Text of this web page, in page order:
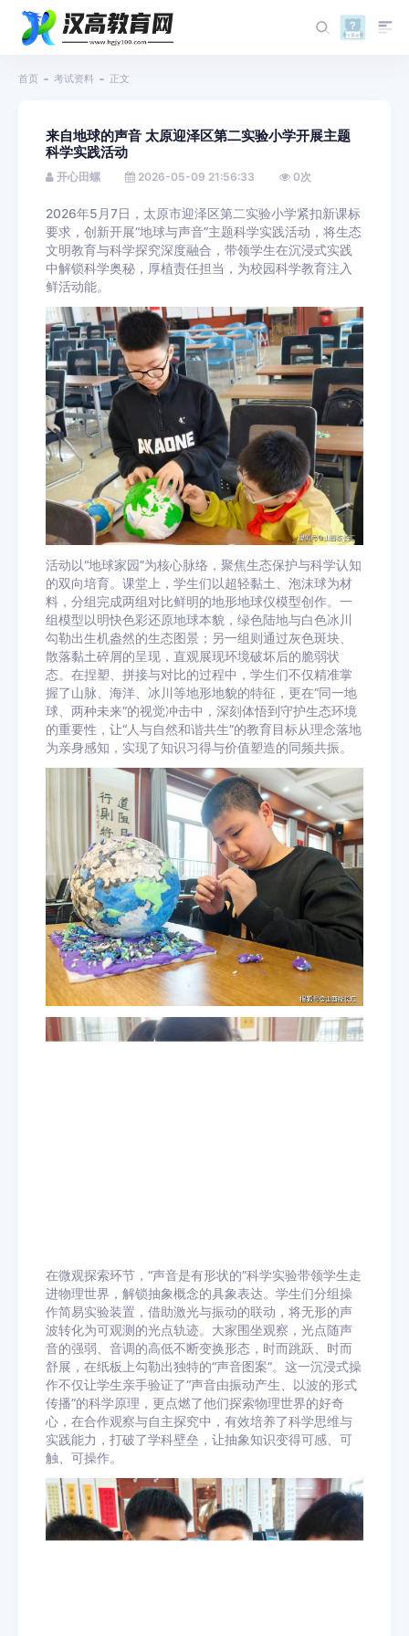
首页 考试资料 正文
来自地球的声音 太原迎泽区第二实验小学开展主题
科学实践活动
开心田螺 2026-05-09 21:56:33 0次
2026年5月7日，太原市迎泽区第二实验小学紧扣新课标
要求，创新开展“地球与声音”主题科学实践活动，将生态
文明教育与科学探究深度融合，带领学生在沉浸式实践
中解锁科学奥秘，厚植责任担当，为校园科学教育注入
鲜活动能。
活动以“地球家园”为核心脉络，聚焦生态保护与科学认知
的双向培育。课堂上，学生们以超轻黏土、泡沫球为材
料，分组完成两组对比鲜明的地形地球仪模型创作。一
组模型以明快色彩还原地球本貌，绿色陆地与白色冰川
勾勒出生机盎然的生态图景；另一组则通过灰色斑块、
散落黏土碎屑的呈现，直观展现环境破坏后的脆弱状
态。在捏塑、拼接与对比的过程中，学生们不仅精准掌
握了山脉、海洋、冰川等地形地貌的特征，更在“同一地
球、两种未来”的视觉冲击中，深刻体悟到守护生态环境
的重要性，让“人与自然和谐共生”的教育目标从理念落地
为亲身感知，实现了知识习得与价值塑造的同频共振。
在微观探索环节，“声音是有形状的”科学实验带领学生走
进物理世界，解锁抽象概念的具象表达。学生们分组操
作简易实验装置，借助激光与振动的联动，将无形的声
波转化为可观测的光点轨迹。大家围坐观察，光点随声
音的强弱、音调的高低不断变换形态，时而跳跃、时而
舒展，在纸板上勾勒出独特的“声音图案”。这一沉浸式操
作不仅让学生亲手验证了“声音由振动产生、以波的形式
传播”的科学原理，更点燃了他们探索物理世界的好奇
心，在合作观察与自主探究中，有效培养了科学思维与
实践能力，打破了学科壁垒，让抽象知识变得可感、可
触、可操作。